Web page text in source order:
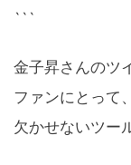
```
金子昇さんのツ
ファンにとって
欠かせないツー